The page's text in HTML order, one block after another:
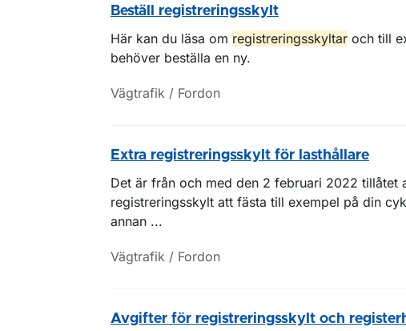
Beställ registreringsskylt
Här kan du läsa om registreringsskyltar och till
behöver beställa en ny.
Vägtrafik / Fordon
Extra registreringsskylt för lasthållare
Det är från och med den 2 februari 2022 tillåtet
registreringsskylt att fästa till exempel på din
annan ...
Vägtrafik / Fordon
Avgifter för registreringsskylt och